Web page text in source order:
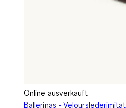
Online ausverkauft
Ballerinas - Velourslederimitat